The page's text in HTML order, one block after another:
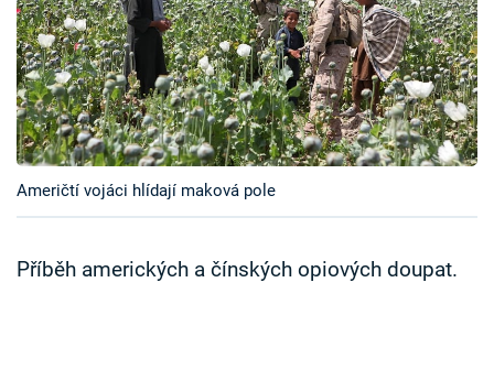
Pořady
TV Program
Časopis
Sledujte prima+
Přihlášení
Američtí vojáci hlídají maková pole
Příběh amerických a čínských opiových doupat.